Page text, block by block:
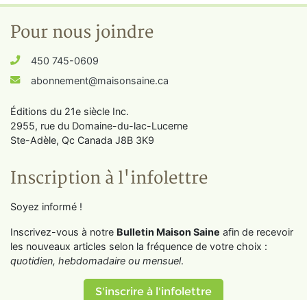
Pour nous joindre
450 745-0609
abonnement@maisonsaine.ca
Éditions du 21e siècle Inc.
2955, rue du Domaine-du-lac-Lucerne
Ste-Adèle, Qc Canada J8B 3K9
Inscription à l'infolettre
Soyez informé !
Inscrivez-vous à notre Bulletin Maison Saine afin de recevoir
les nouveaux articles selon la fréquence de votre choix :
quotidien, hebdomadaire ou mensuel.
S'inscrire à l'infolettre